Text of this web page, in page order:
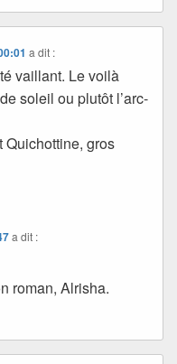
a dit :
vaillant. Le voilà
soleil ou plutôt l’arc-
Quichottine, gros
a dit :
roman, Alrisha.